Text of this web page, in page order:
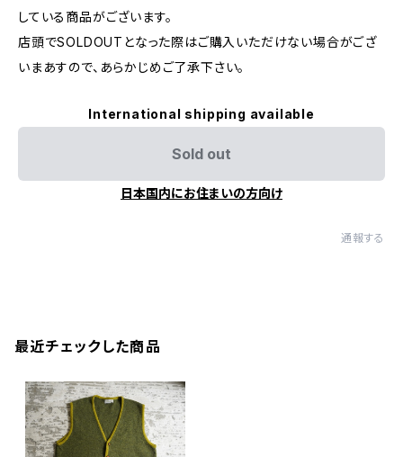
している商品がございます。
店頭でSOLDOUTとなった際はご購入いただけない場合がござ
いまあすので、あらかじめご了承下さい。
International shipping available
Sold out
日本国内にお住まいの方向け
通報する
最近チェックした商品